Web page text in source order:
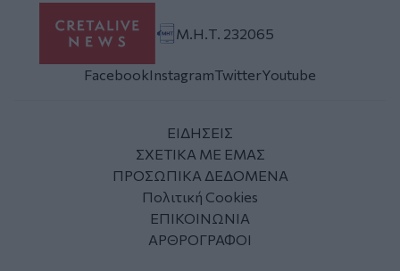
Μ.Η.Τ. 232065
FacebookInstagramTwitterYoutube
ΕΙΔΗΣΕΙΣ
ΣΧΕΤΙΚΑ ΜΕ ΕΜΑΣ
ΠΡΟΣΩΠΙΚΑ ΔΕΔΟΜΕΝΑ
Πολιτική Cookies
ΕΠΙΚΟΙΝΩΝΙΑ
ΑΡΘΡΟΓΡΑΦΟΙ